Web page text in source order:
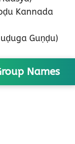
Kannada
Guṇḍu)
Names